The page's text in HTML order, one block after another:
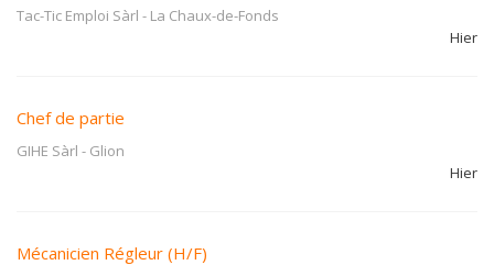
Tac-Tic Emploi Sàrl - La Chaux-de-Fonds
Hier
Chef de partie
GIHE Sàrl - Glion
Hier
Mécanicien Régleur (H/F)